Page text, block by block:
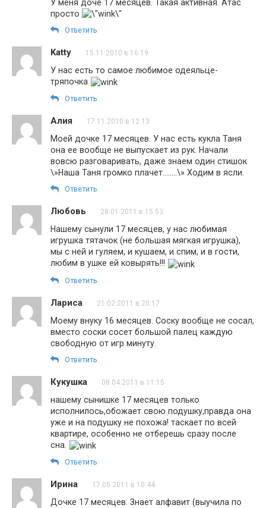
У меня доче 17 месяцев. Такая активная. Атас
просто
Ответить
Katty 15.11.2010 в 16:19
У нас есть то самое любимое одеяльце-
тряпочка
Ответить
Алия 17.11.2010 в 12:13
Моей дочке 17 месяцев. У нас есть кукла Таня
она ее вообще не выпускает из рук. Начали
вовсю разговаривать, даже знаем один стишок
\»Наша Таня громко плачет……..\» Ходим в ясли.
Ответить
Любовь 28.01.2011 в 15:53
Нашему сынули 17 месяцев, у нас любимая
игрушка тятачок (не большая мягкая игрушка),
мы с ней и гуляем, и кушаем, и спим, и в гости,
любим в ушке ей ковырять!!!
Ответить
Лариса 21.02.2011 в 20:17
Моему внуку 16 месяцев. Соску вообще не сосал,
вместо соски сосет большой палец каждую
свободную от игр минуту.
Ответить
Кукушка 08.04.2011 в 11:15
нашему сынишке 17 месяцев только
исполнилось,обожает свою подушку,правда она
уже и на подушку не похожа! таскает по всей
квартире, особенно не отберешь сразу после
сна.
Ответить
Ирина 17.05.2011 в 10:44
Дочке 17 месяцев. Знает алфавит (выучила по